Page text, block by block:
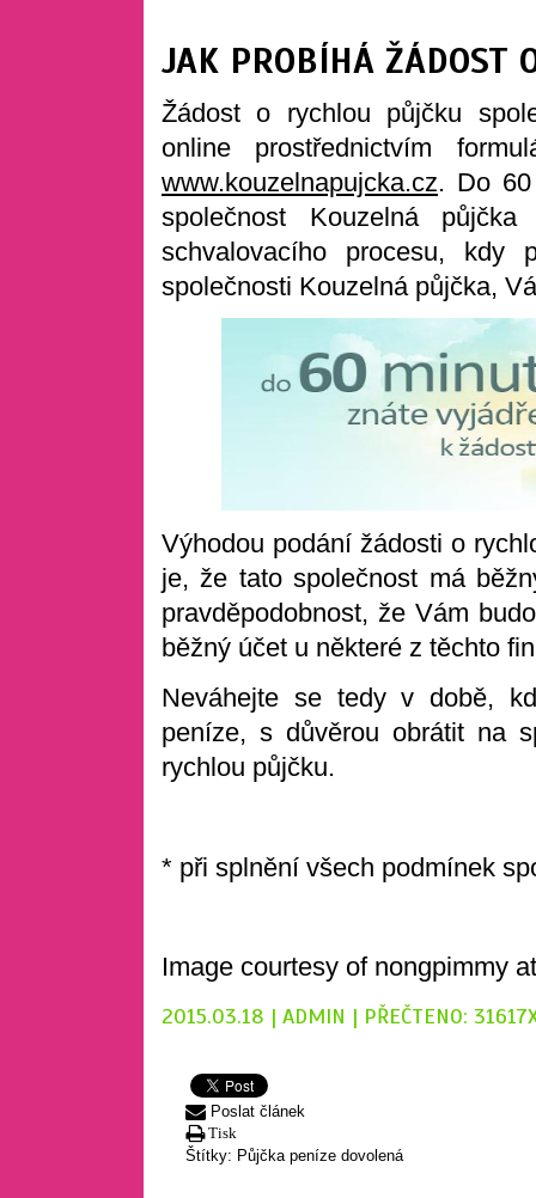
JAK PROBÍHÁ ŽÁDOST
Žádost o rychlou půjčku
online prostřednictvím
www.kouzelnapujcka.cz. Do
společnost Kouzelná
schvalovacího procesu,
společnosti Kouzelná půjčka,
Výhodou podání žádosti o
je, že tato společnost má
pravděpodobnost, že Vám
běžný účet u některé z těchto
Neváhejte se tedy v době,
peníze, s důvěrou obrátit na
rychlou půjčku.
* při splnění všech podmínek
Image courtesy of nongpimmy
2015.03.18 | ADMIN | PŘEČTENO:
Poslat článek
Tisk
Štítky: Půjčka peníze dovolená